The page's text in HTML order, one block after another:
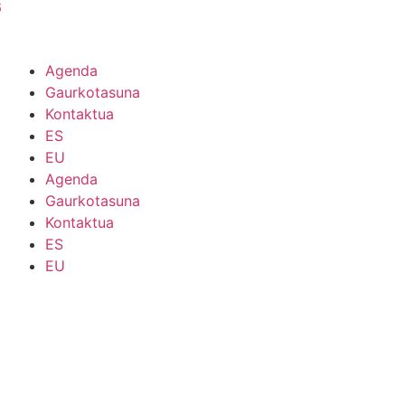
Agenda
Gaurkotasuna
Kontaktua
ES
EU
Agenda
Gaurkotasuna
Kontaktua
ES
EU